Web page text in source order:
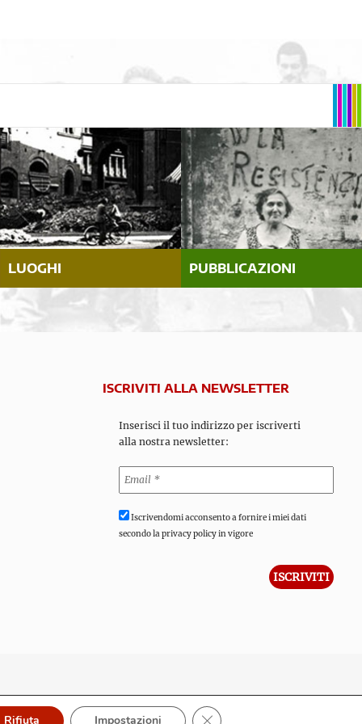
LUOGHI PUBBLICAZIONI
ISCRIVITI ALLA NEWSLETTER
Inserisci il tuo indirizzo per iscriverti
alla nostra newsletter:
Iscrivendomi acconsento a fornire i miei dati
secondo la privacy policy in vigore
Rifiuta Impostazioni Close GDPR Cookie Banner